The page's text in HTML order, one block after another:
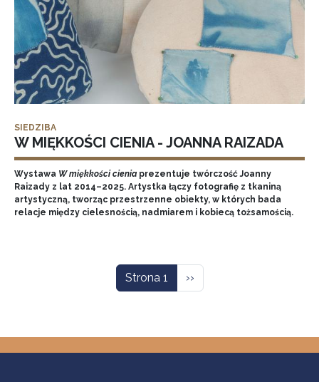
SIEDZIBA
W MIĘKKOŚCI CIENIA - JOANNA RAIZADA
Wystawa W miękkości cieniaprezentuje twórczość Joanny
Raizady z lat 2014–2025. Artystka łączy fotografię z tkaniną
artystyczną, tworząc przestrzenne obiekty, w których bada
relacje między cielesnością, nadmiarem i kobiecą tożsamością.
Strona 1 Następna strona
››